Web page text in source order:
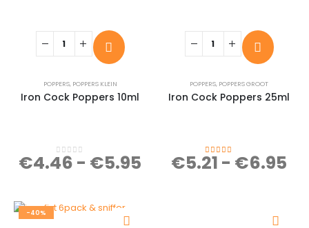
POPPERS, POPPERS KLEIN
Iron Cock Poppers 10ml
0 out of 5
€4.46 - €5.95
POPPERS, POPPERS GROOT
Iron Cock Poppers 25ml
5.00out of 5
€5.21 - €6.95
-40%